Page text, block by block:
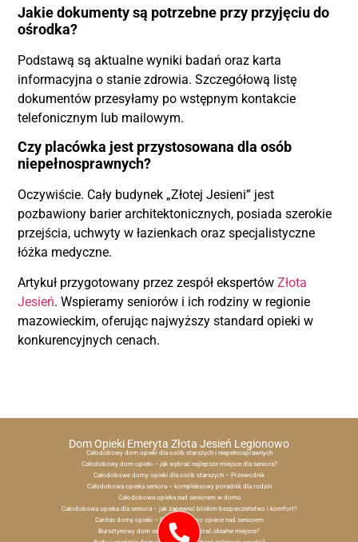
Jakie dokumenty są potrzebne przy przyjęciu do
ośrodka?
Podstawą są aktualne wyniki badań oraz karta
informacyjna o stanie zdrowia. Szczegółową listę
dokumentów przesyłamy po wstępnym kontakcie
telefonicznym lub mailowym.
Czy placówka jest przystosowana dla osób
niepełnosprawnych?
Oczywiście. Cały budynek „Złotej Jesieni” jest
pozbawiony barier architektonicznych, posiada szerokie
przejścia, uchwyty w łazienkach oraz specjalistyczne
łóżka medyczne.
Artykuł przygotowany przez zespół ekspertówZłota
Jesień. Wspieramy seniorów i ich rodziny w regionie
mazowieckim, oferując najwyższy standard opieki w
konkurencyjnych cenach.
Dom Opieki Emeryta Złota Jesień Legionowo
Całodobowy dom opieki dla osób starszych i niepełnosprawnych
Całodobowy dom opieki – jak wybrać najlepsze miejsce dla seniora?
Całodobowe domy opieki dla osób starszych – Przewodnik
Całodobowa opieka seniora – kompleksowy poradnik dla rodzin
Całodobowa opieka nad seniorem w domu
Całodobowa opieka dla seniora – jak zapewnić bliskim bezpieczeństwo i komfort?
Caritas domy opieki – Przewodnik po opiece nad seniorem
Bursztynowy dom seniora – Jak wybrać idealne miejsce?